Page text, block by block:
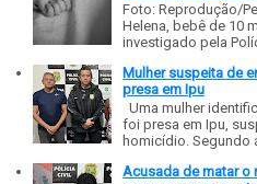
Foto: Reprodução/
Helena, bebê de 10
investigado pela
Mulher suspeita de
presa em Ipu
Uma mulher
foi presa em Ipu,
homicídio. Segundo
Acusada de matar o